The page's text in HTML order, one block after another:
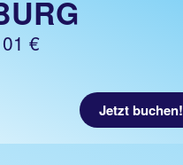
€
Jetzt buchen!